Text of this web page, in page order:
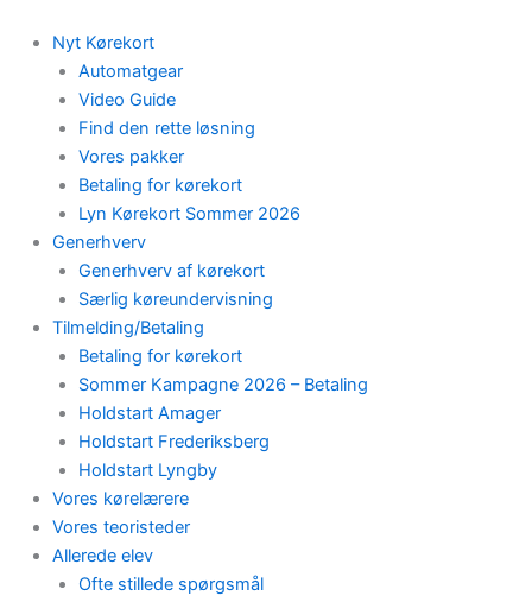
content
Nyt Kørekort
Automatgear
Video Guide
Find den rette løsning
Vores pakker
Betaling for kørekort
Lyn Kørekort Sommer 2026
Generhverv
Generhverv af kørekort
Særlig køreundervisning
Tilmelding/Betaling
Betaling for kørekort
Sommer Kampagne 2026 – Betaling
Holdstart Amager
Holdstart Frederiksberg
Holdstart Lyngby
Vores kørelærere
Vores teoristeder
Allerede elev
Ofte stillede spørgsmål